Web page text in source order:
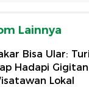
Lainnya
Bisa Ular:
Hadapi
Lokal